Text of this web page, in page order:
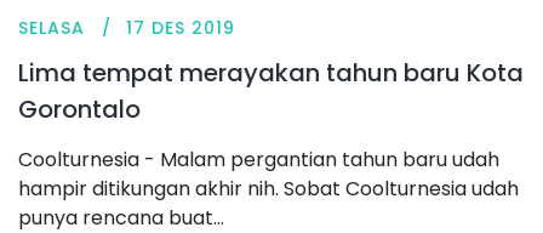
SELASA 17 DES 2019
Lima tempat merayakan tahun baru Kota
Gorontalo
Coolturnesia - Malam pergantian tahun baru udah
hampir ditikungan akhir nih. Sobat Coolturnesia udah
punya rencana buat...